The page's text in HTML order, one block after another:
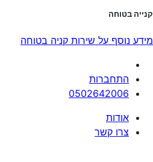
קנייה בטוחה
מידע נוסף על שירות קניה בטוחה
התחברות
0502642006
אודות
צרו קשר